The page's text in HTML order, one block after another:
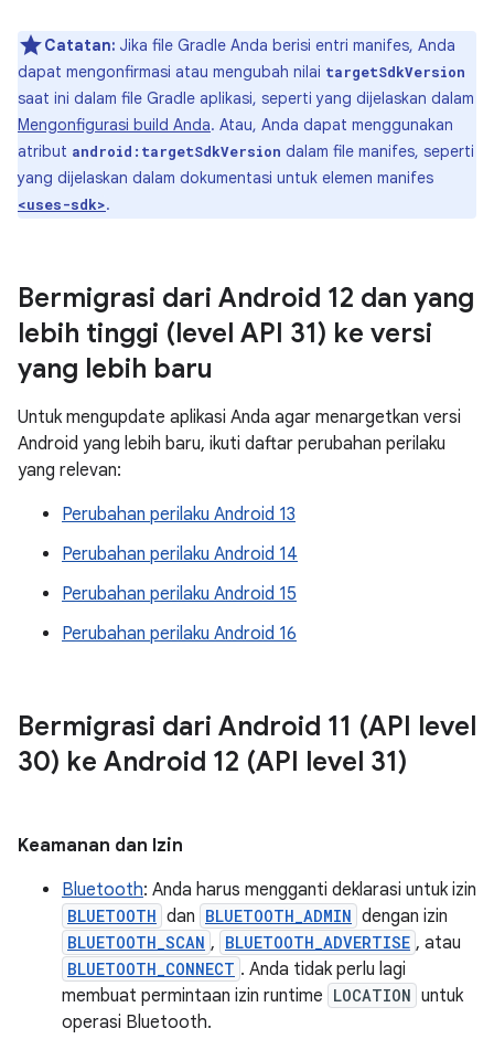
Catatan: Jika file Gradle Anda berisi entri manifes, Anda
dapat mengonfirmasi atau mengubah nilai targetSdkVersion
saat ini dalam file Gradle aplikasi, seperti yang dijelaskan dalam
Mengonfigurasi build Anda. Atau, Anda dapat menggunakan
atribut android:targetSdkVersion dalam file manifes, seperti
yang dijelaskan dalam dokumentasi untuk elemen manifes
<uses-sdk>.
Bermigrasi dari Android 12 dan yang
lebih tinggi (level API 31) ke versi
yang lebih baru
Untuk mengupdate aplikasi Anda agar menargetkan versi
Android yang lebih baru, ikuti daftar perubahan perilaku
yang relevan:
Perubahan perilaku Android 13
Perubahan perilaku Android 14
Perubahan perilaku Android 15
Perubahan perilaku Android 16
Bermigrasi dari Android 11 (API level
30) ke Android 12 (API level 31)
Keamanan dan Izin
Bluetooth: Anda harus mengganti deklarasi untuk izin
BLUETOOTH dan BLUETOOTH_ADMIN dengan izin
BLUETOOTH_SCAN , BLUETOOTH_ADVERTISE , atau
BLUETOOTH_CONNECT . Anda tidak perlu lagi
membuat permintaan izin runtime LOCATION untuk
operasi Bluetooth.